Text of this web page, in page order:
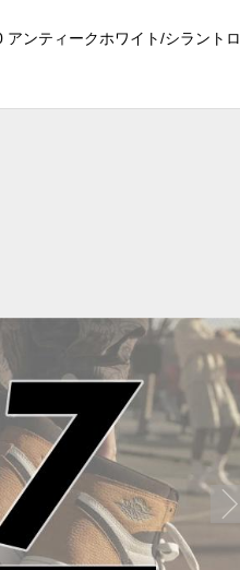
アンティークホワイト/シラントロ